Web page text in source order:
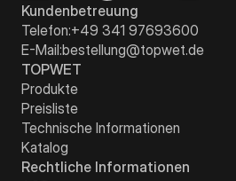
Kundenbetreuung
Telefon:+49 341 97693600
E-Mail:bestellung@topwet.de
TOPWET
Produkte
Preisliste
Technische Informationen
Katalog
Rechtliche Informationen